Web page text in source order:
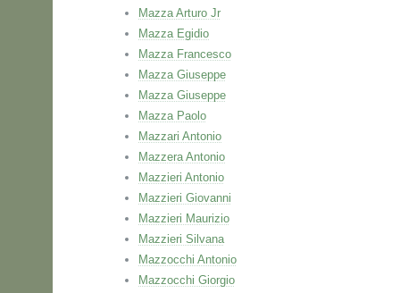
Mazza Arturo Jr
Mazza Egidio
Mazza Francesco
Mazza Giuseppe
Mazza Giuseppe
Mazza Paolo
Mazzari Antonio
Mazzera Antonio
Mazzieri Antonio
Mazzieri Giovanni
Mazzieri Maurizio
Mazzieri Silvana
Mazzocchi Antonio
Mazzocchi Giorgio